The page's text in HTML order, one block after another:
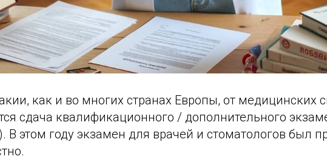
как и во многих странах Европы, от медицинских
сдача квалификационного / дополнительного
В этом году экзамен для врачей и стоматологов был